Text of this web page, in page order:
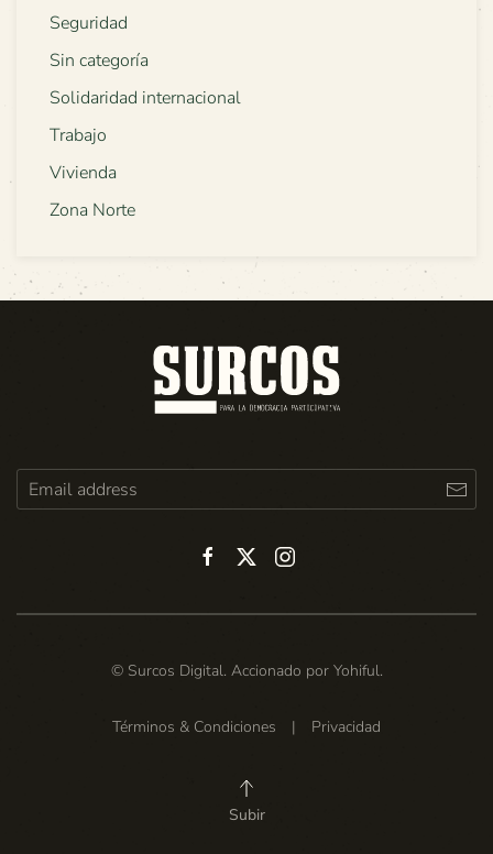
Seguridad
Sin categoría
Solidaridad internacional
Trabajo
Vivienda
Zona Norte
© Surcos Digital. Accionado por Yohiful.
Términos & Condiciones | Privacidad
Subir